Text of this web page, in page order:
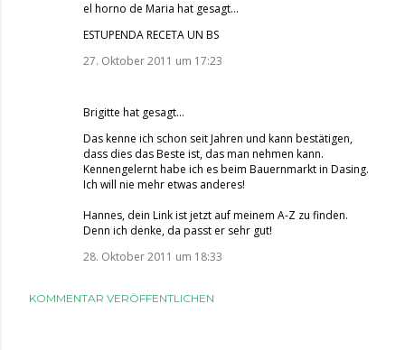
el horno de Maria hat gesagt…
ESTUPENDA RECETA UN BS
27. Oktober 2011 um 17:23
Brigitte hat gesagt…
Das kenne ich schon seit Jahren und kann bestätigen,
dass dies das Beste ist, das man nehmen kann.
Kennengelernt habe ich es beim Bauernmarkt in Dasing.
Ich will nie mehr etwas anderes!
Hannes, dein Link ist jetzt auf meinem A-Z zu finden.
Denn ich denke, da passt er sehr gut!
28. Oktober 2011 um 18:33
KOMMENTAR VERÖFFENTLICHEN